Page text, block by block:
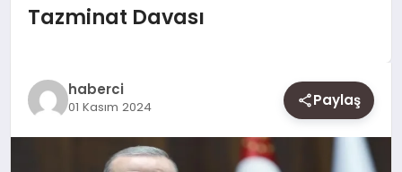
SAĞLIK
Tazminat Davası
haberci
01 Kasım 2024 Paylaş